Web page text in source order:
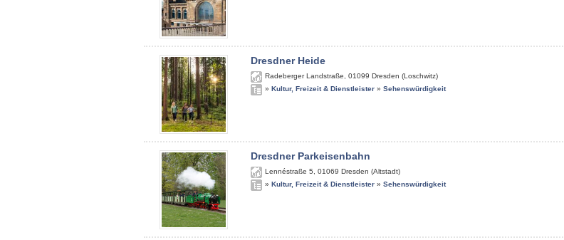
Dresdner Heide
Radeberger Landstraße 01099 Dresden (Loschwitz)
» Kultur, Freizeit & Dienstleister » Sehenswürdigkeit
Dresdner Parkeisenbahn
Lennéstraße 5 01069 Dresden (Altstadt)
» Kultur, Freizeit & Dienstleister » Sehenswürdigkeit